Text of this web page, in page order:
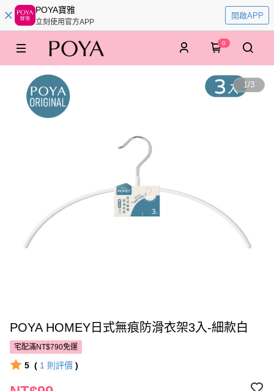
POYA寶雅
立刻使用官方APP
開啟APP
0
1/3
POYA HOMEY日式無痕防滑衣架3入-細款白
宅配滿NT$790免運
5 ( 1 則評價 )